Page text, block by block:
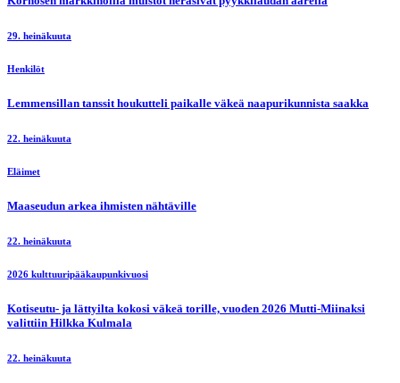
29. heinäkuuta
Henkilöt
Lemmensillan tanssit houkutteli paikalle väkeä naapurikunnista saakka
22. heinäkuuta
Eläimet
Maaseudun arkea ihmisten nähtäville
22. heinäkuuta
2026 kulttuuripääkaupunkivuosi
Kotiseutu- ja lättyilta kokosi väkeä torille, vuoden 2026 Mutti-Miinaksi
valittiin Hilkka Kulmala
22. heinäkuuta